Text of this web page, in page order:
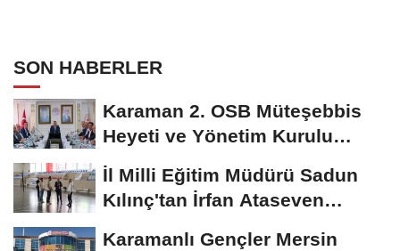
SON HABERLER
Karaman 2. OSB Müteşebbis
Heyeti ve Yönetim Kurulu
Toplantısı Gerçekleştirildi
İl Milli Eğitim Müdürü Sadun
Kılınç'tan İrfan Ataseven
Karamanlı Gençler Mersin